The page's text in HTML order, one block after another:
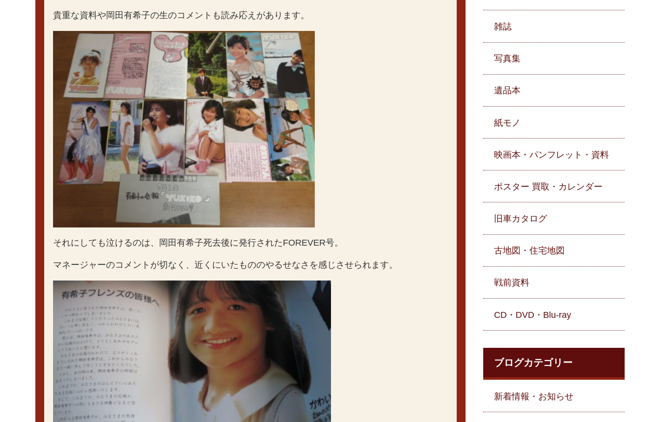
貴重な資料や岡田有希子の生のコメントも読み応えがあります。
それにしても泣けるのは、岡田有希子死去後に発行されたFOREVER号。
マネージャーのコメントが切なく、近くにいたもののやるせなさを感じさせられます。
雑誌
写真集
遺品本
紙モノ
映画本・パンフレット・資料
ポスター 買取・カレンダー
旧車カタログ
古地図・住宅地図
戦前資料
CD・DVD・Blu-ray
ブログカテゴリー
新着情報・お知らせ